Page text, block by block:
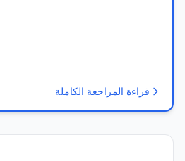
قراءة المراجعة الكاملة